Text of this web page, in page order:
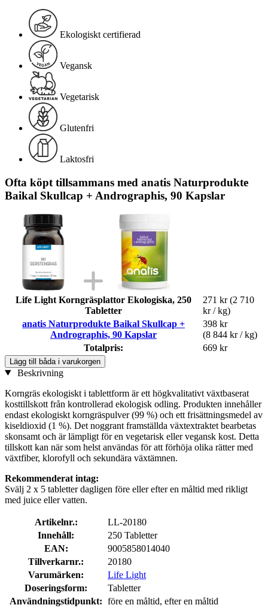
Ekologiskt certifierad
Vegansk
Vegetarisk
Glutenfri
Laktosfri
Ofta köpt tillsammans med anatis Naturprodukte
Baikal Skullcap + Andrographis, 90 Kapslar
Life Light Korngräsplattor Ekologiska, 250
Tabletter
271 kr (2 710
kr / kg)
anatis Naturprodukte Baikal Skullcap +
Andrographis, 90 Kapslar
398 kr
(8 844 kr / kg)
Totalpris:
669 kr
Lägg till båda i varukorgen
Beskrivning
Korngräs ekologiskt i tablettform är ett högkvalitativt växtbaserat
kosttillskott från kontrollerad ekologisk odling. Produkten innehåller
endast ekologiskt korngräspulver (99 %) och ett frisättningsmedel av
kiseldioxid (1 %). Det noggrant framställda växtextraktet bearbetas
skonsamt och är lämpligt för en vegetarisk eller vegansk kost. Detta
tillskott kan när som helst användas för att förhöja olika rätter med
växtfiber, klorofyll och sekundära växtämnen.
Rekommenderat intag:
Svälj 2 x 5 tabletter dagligen före eller efter en måltid med rikligt
med juice eller vatten.
Artikelnr.:
LL-20180
Innehåll:
250 Tabletter
EAN:
9005858014040
Tillverkarnr.:
20180
Varumärken:
Life Light
Doseringsform:
Tabletter
Användningstidpunkt: före en måltid, efter en måltid